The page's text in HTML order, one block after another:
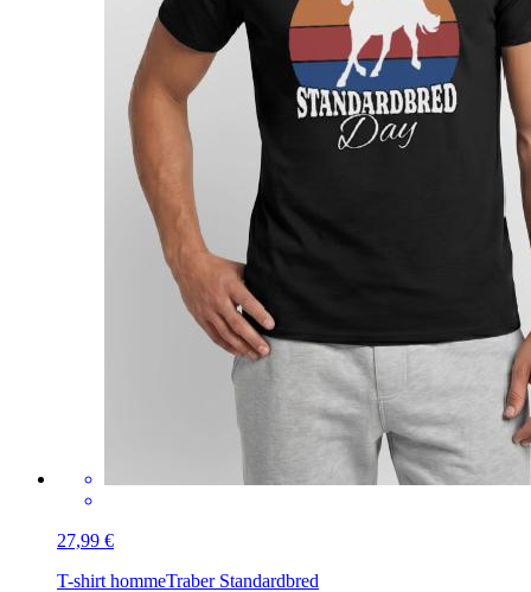
27,99 €
T-shirt hommeTraber Standardbred